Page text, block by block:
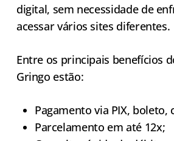
digital, sem necessidade de
acessar vários sites diferentes.
Entre os principais benefícios
Gringo estão:
Pagamento via PIX, boleto,
Parcelamento em até 12x;